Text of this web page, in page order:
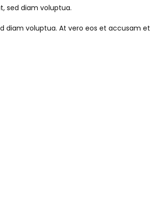
sed diam voluptua.
diam voluptua. At vero eos et accusam et